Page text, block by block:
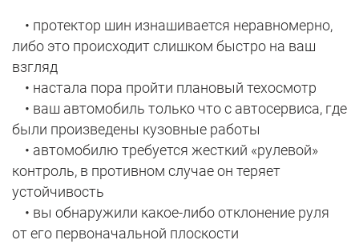
• протектор шин изнашивается неравномерно,
либо это происходит слишком быстро на ваш
взгляд
• настала пора пройти плановый техосмотр
• ваш автомобиль только что с автосервиса, где
были произведены кузовные работы
• автомобилю требуется жесткий «рулевой»
контроль, в противном случае он теряет
устойчивость
• вы обнаружили какое-либо отклонение руля
от его первоначальной плоскости